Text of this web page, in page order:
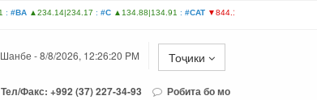
Шанбе - 8/8/2026, 12:26:20 PM Тоҷики
Тел/Факс: +992 (37) 227-34-93 Робита бо мо